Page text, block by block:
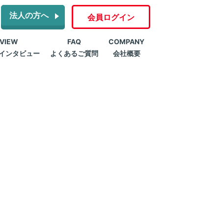
法人の方へ 会員ログイン
ンタビュー
FAQ
よくあるご質問
COMPANY
会社概要